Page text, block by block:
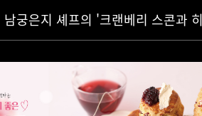
궁은지 셰프의 '크랜베리 스콘과